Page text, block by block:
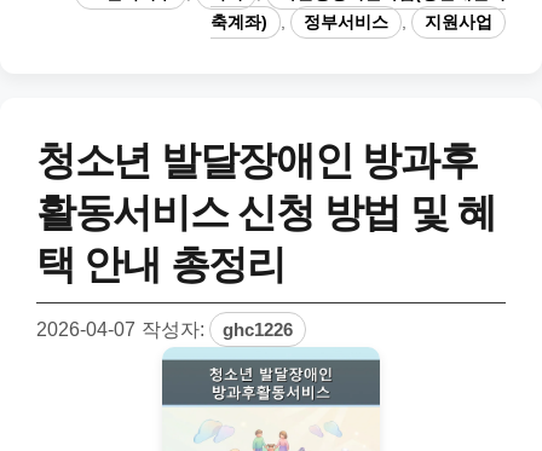
고
리
그
축계좌)
정부서비스 지원사업
청소년 발달장애인 방과후
활동서비스 신청 방법 및 혜
택 안내 총정리
2026-04-07 작성자: ghc1226